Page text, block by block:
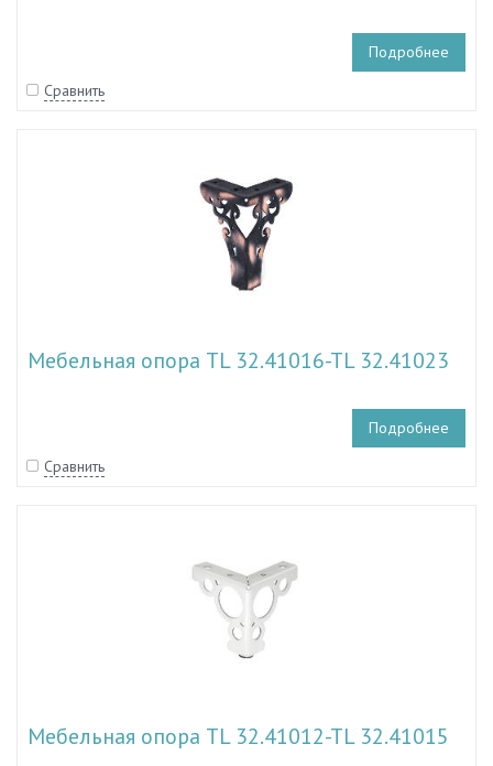
Подробнее
Сравнить
Мебельная опора TL 32.41016-TL 32.41023
Подробнее
Сравнить
Мебельная опора TL 32.41012-TL 32.41015